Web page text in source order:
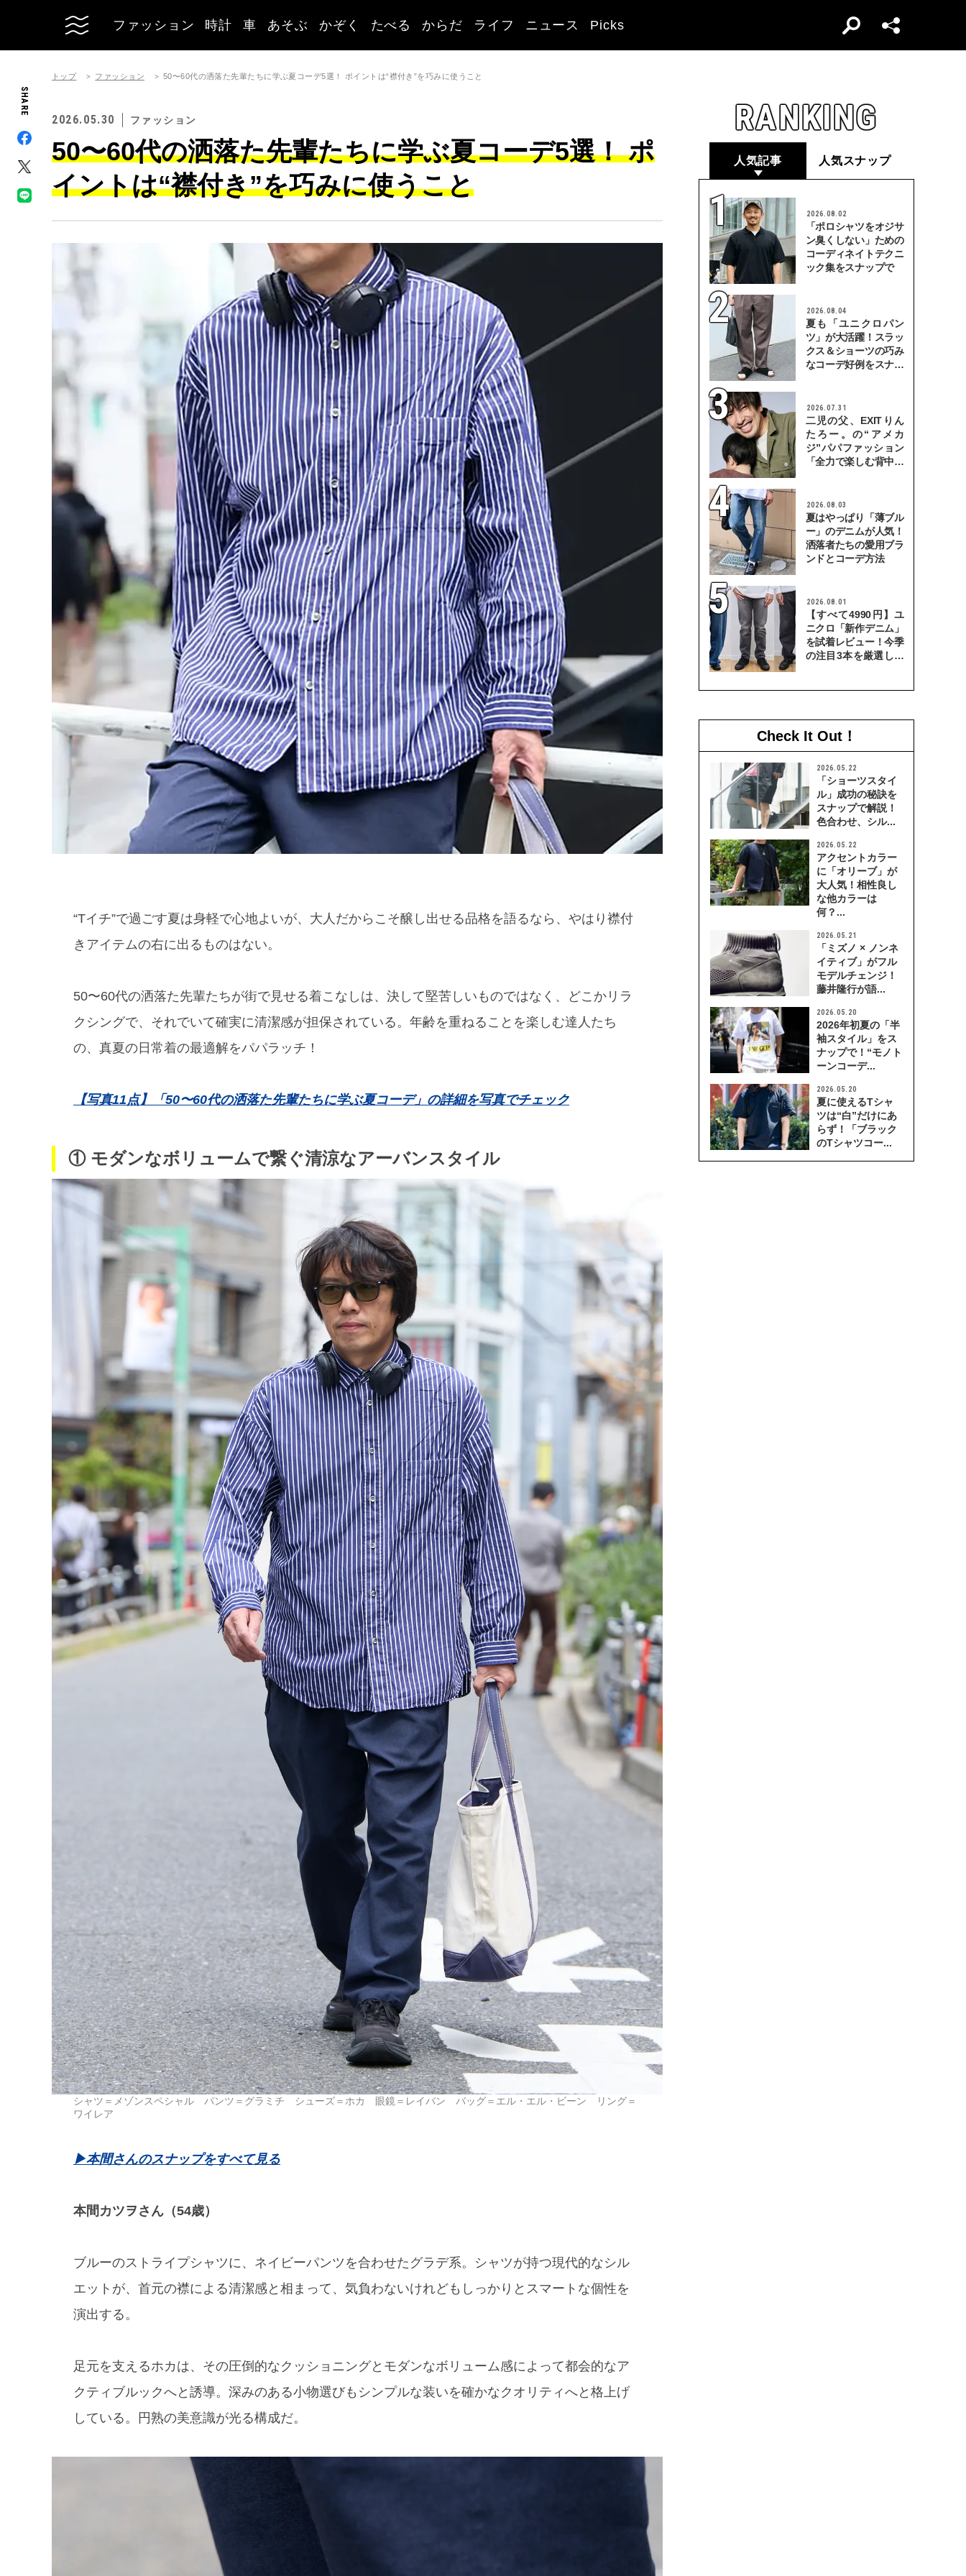
ファッション 時計 車 あそぶ かぞく たべる からだ ライフ ニュース Picks
SHARE
トップ ファッション 50〜60代の洒落た先輩たちに学ぶ夏コーデ5選！ ポイントは“襟付き”を巧みに使うこと
2026.05.30 ファッション
50〜60代の洒落た先輩たちに学ぶ夏コーデ5選！ ポ
イントは“襟付き”を巧みに使うこと
“Tイチ”で過ごす夏は身軽で心地よいが、大人だからこそ醸し出せる品格を語るなら、やはり襟付
きアイテムの右に出るものはない。
50〜60代の洒落た先輩たちが街で見せる着こなしは、決して堅苦しいものではなく、どこかリラ
クシングで、それでいて確実に清潔感が担保されている。年齢を重ねることを楽しむ達人たち
の、真夏の日常着の最適解をパパラッチ！
【写真11点】「50〜60代の洒落た先輩たちに学ぶ夏コーデ」の詳細を写真でチェック
① モダンなボリュームで繋ぐ清涼なアーバンスタイル
シャツ＝メゾンスペシャル パンツ＝グラミチ シューズ＝ホカ 眼鏡＝レイバン バッグ＝エル・エル・ビーン リング＝
ワイレア
▶本間さんのスナップをすべて見る
本間カツヲさん（54歳）
ブルーのストライプシャツに、ネイビーパンツを合わせたグラデ系。シャツが持つ現代的なシル
エットが、首元の襟による清潔感と相まって、気負わないけれどもしっかりとスマートな個性を
演出する。
足元を支えるホカは、その圧倒的なクッショニングとモダンなボリューム感によって都会的なア
クティブルックへと誘導。深みのある小物選びもシンプルな装いを確かなクオリティへと格上げ
している。円熟の美意識が光る構成だ。
RANKING
人気記事 人気スナップ
2026.08.02
「ポロシャツをオジサ
ン臭くしない」ための
コーディネイトテクニ
ック集をスナップで
2026.08.04
夏も「ユニクロパン
ツ」が大活躍！スラッ
クス＆ショーツの巧み
なコーデ好例をスナッ
2026.07.31
二児の父、EXITりん
たろー。の“アメカ
ジ”パパファッション
「全力で楽しむ背中を
2026.08.03
夏はやっぱり「薄ブル
ー」のデニムが人気！
洒落者たちの愛用ブラ
ンドとコーデ方法
2026.08.01
【すべて4990円】ユ
ニクロ「新作デニム」
を試着レビュー！今季
の注目3本を厳選して
Check It Out！
2026.05.22
「ショーツスタイ
ル」成功の秘訣を
スナップで解説！
色合わせ、シル...
2026.05.22
アクセントカラー
に「オリーブ」が
大人気！相性良し
な他カラーは
何？...
2026.05.21
「ミズノ × ノンネ
イティブ」がフル
モデルチェンジ！
藤井隆行が語...
2026.05.20
2026年初夏の「半
袖スタイル」をス
ナップで！“モノト
ーンコーデ...
2026.05.20
夏に使えるTシャ
ツは“白”だけにあ
らず！「ブラック
のTシャツコー...